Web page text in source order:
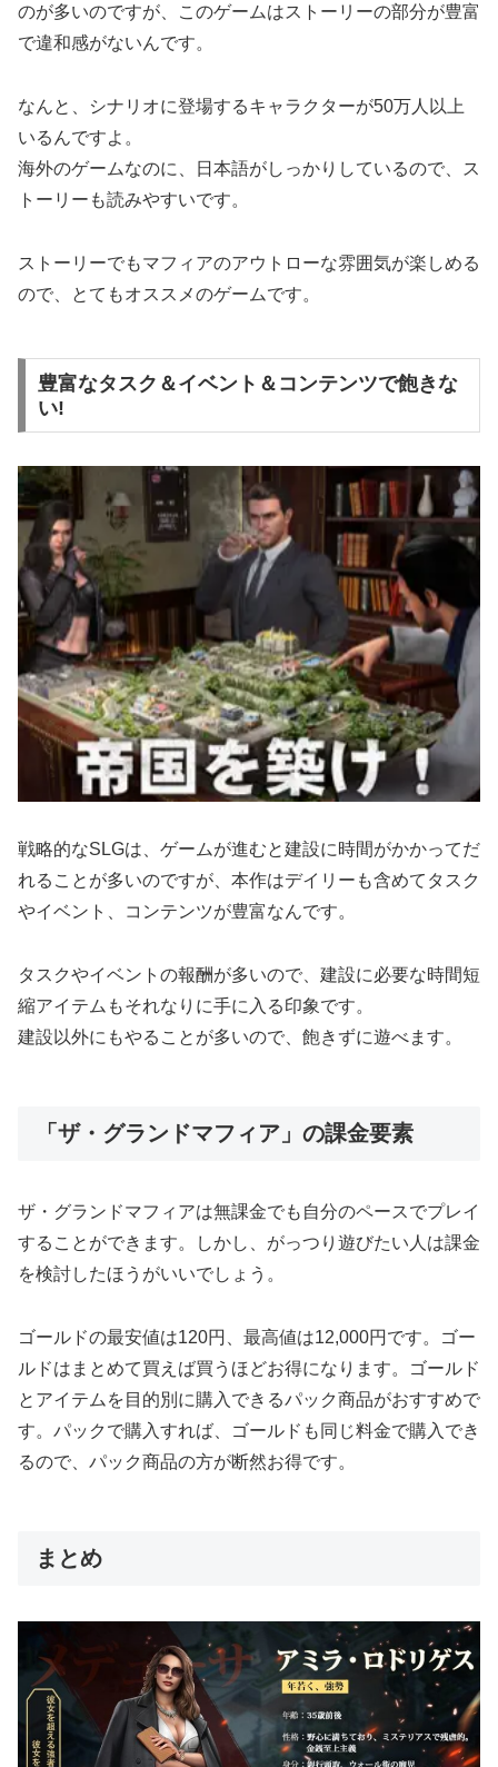
のが多いのですが、このゲームはストーリーの部分が豊富
で違和感がないんです。
なんと、シナリオに登場するキャラクターが50万人以上
いるんですよ。
海外のゲームなのに、日本語がしっかりしているので、ス
トーリーも読みやすいです。
ストーリーでもマフィアのアウトローな雰囲気が楽しめる
ので、とてもオススメのゲームです。
豊富なタスク＆イベント＆コンテンツで飽きな
い!
戦略的なSLGは、ゲームが進むと建設に時間がかかってだ
れることが多いのですが、本作はデイリーも含めてタスク
やイベント、コンテンツが豊富なんです。
タスクやイベントの報酬が多いので、建設に必要な時間短
縮アイテムもそれなりに手に入る印象です。
建設以外にもやることが多いので、飽きずに遊べます。
「ザ・グランドマフィア」の課金要素
ザ・グランドマフィアは無課金でも自分のペースでプレイ
することができます。しかし、がっつり遊びたい人は課金
を検討したほうがいいでしょう。
ゴールドの最安値は120円、最高値は12,000円です。ゴー
ルドはまとめて買えば買うほどお得になります。ゴールド
とアイテムを目的別に購入できるパック商品がおすすめで
す。パックで購入すれば、ゴールドも同じ料金で購入でき
るので、パック商品の方が断然お得です。
まとめ